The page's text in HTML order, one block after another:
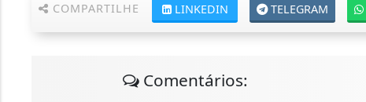
COMPARTILHE TELEGRAM
LINKEDIN
Comentários: